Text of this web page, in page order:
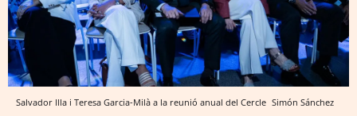
Salvador Illa i Teresa Garcia-Milà a la reunió anual del Cercle Simón Sánchez